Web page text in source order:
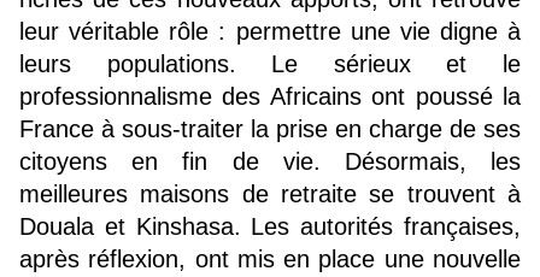
leur véritable rôle : permettre une vie digne à
leurs populations. Le sérieux et le
professionnalisme des Africains ont poussé la
France à sous-traiter la prise en charge de ses
citoyens en fin de vie. Désormais, les
meilleures maisons de retraite se trouvent à
Douala et Kinshasa. Les autorités françaises,
après réflexion, ont mis en place une nouvelle